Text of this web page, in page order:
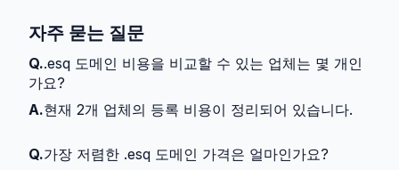
자주 묻는 질문
Q..esq 도메인 비용을 비교할 수 있는 업체는 몇 개인
가요?
A.현재 2개 업체의 등록 비용이 정리되어 있습니다.
Q.가장 저렴한 .esq 도메인 가격은 얼마인가요?